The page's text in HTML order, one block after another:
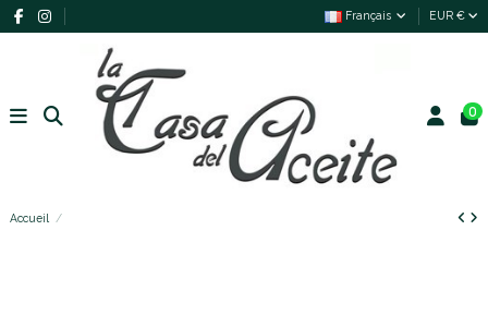
Français EUR €
0
Accueil